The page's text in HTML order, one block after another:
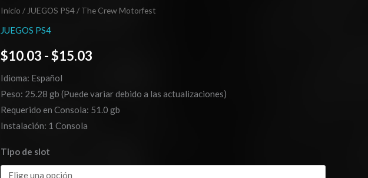
Inicio / JUEGOS PS4/ The Crew Motorfest
JUEGOS PS4
$10.03 -$15.03
Rango
desde
$10.03
Idioma: Español
Peso: 25.28 gb (Puede variar debido a las actualizaciones)
Requerido en Consola: 51.0 gb
Instalación: 1 Consola
Tipo de slot
The
Crew
cantidad